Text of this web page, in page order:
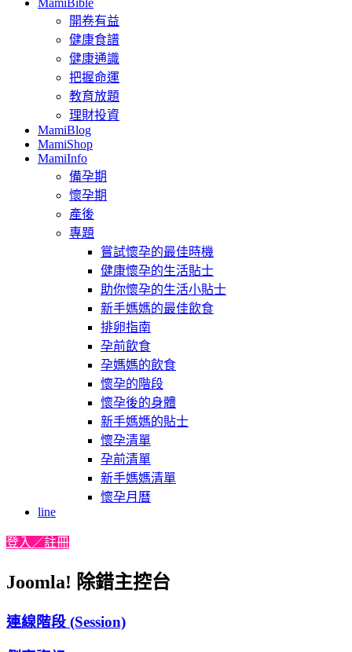
開卷有益
健康食譜
健康通識
把握命運
教育放題
理財投資
MamiBlog
MamiShop
MamiInfo
備孕期
懷孕期
產後
專題
嘗試懷孕的最佳時機
健康懷孕的生活貼士
助你懷孕的生活小貼士
新手媽媽的最佳飲食
排卵指南
孕前飲食
孕媽媽的飲食
懷孕的階段
懷孕後的身體
新手媽媽的貼士
懷孕清單
孕前清單
新手媽媽清單
懷孕月曆
line
登入／註冊
Joomla! 除錯主控台
連線階段 (Session)